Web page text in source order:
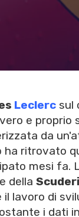
Leclerc sul
e proprio
da
ha ritrovato
mesi fa.
della
il lavoro di
i dati